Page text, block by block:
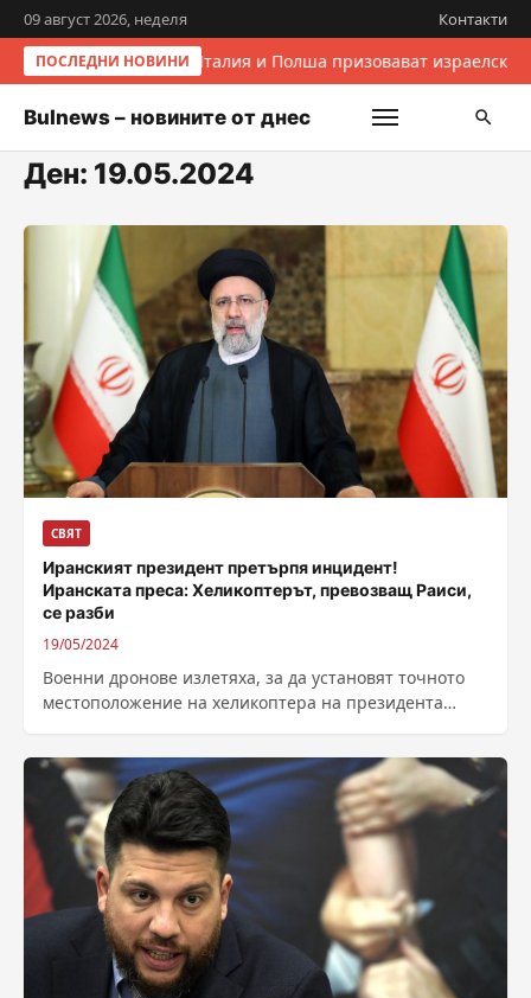
09 август 2026, неделя Контакти
ПОСЛЕДНИ НОВИНИИталия и Полша призовават
Bulnews – новините от днес
Ден: 19.05.2024
СВЯТ
Иранският президент претърпя инцидент!
Иранската преса: Хеликоптерът, превозващ Раиси,
се разби
19/05/2024
Военни дронове излетяха, за да установят точното
местоположение на хеликоптера на президента